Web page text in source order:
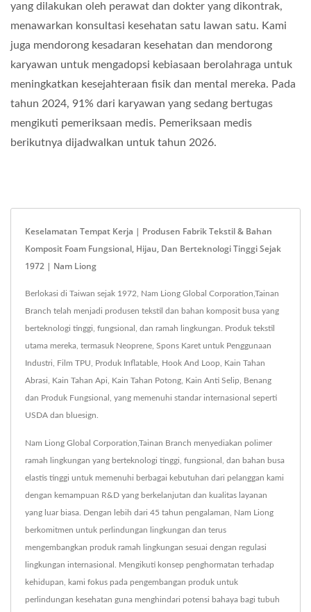
yang dilakukan oleh perawat dan dokter yang dikontrak,
menawarkan konsultasi kesehatan satu lawan satu. Kami
juga mendorong kesadaran kesehatan dan mendorong
karyawan untuk mengadopsi kebiasaan berolahraga untuk
meningkatkan kesejahteraan fisik dan mental mereka. Pada
tahun 2024, 91% dari karyawan yang sedang bertugas
mengikuti pemeriksaan medis. Pemeriksaan medis
berikutnya dijadwalkan untuk tahun 2026.
Keselamatan Tempat Kerja | Produsen Fabrik Tekstil & Bahan
Komposit Foam Fungsional, Hijau, Dan Berteknologi Tinggi Sejak
1972 | Nam Liong
Berlokasi di Taiwan sejak 1972, Nam Liong Global Corporation,Tainan
Branch telah menjadi produsen tekstil dan bahan komposit busa yang
berteknologi tinggi, fungsional, dan ramah lingkungan. Produk tekstil
utama mereka, termasuk Neoprene, Spons Karet untuk Penggunaan
Industri, Film TPU, Produk Inflatable, Hook And Loop, Kain Tahan
Abrasi, Kain Tahan Api, Kain Tahan Potong, Kain Anti Selip, Benang
dan Produk Fungsional, yang memenuhi standar internasional seperti
USDA dan bluesign.
Nam Liong Global Corporation,Tainan Branch menyediakan polimer
ramah lingkungan yang berteknologi tinggi, fungsional, dan bahan busa
elastis tinggi untuk memenuhi berbagai kebutuhan dari pelanggan kami
dengan kemampuan R&D yang berkelanjutan dan kualitas layanan
yang luar biasa. Dengan lebih dari 45 tahun pengalaman, Nam Liong
berkomitmen untuk perlindungan lingkungan dan terus
mengembangkan produk ramah lingkungan sesuai dengan regulasi
lingkungan internasional. Mengikuti konsep penghormatan terhadap
kehidupan, kami fokus pada pengembangan produk untuk
perlindungan kesehatan guna menghindari potensi bahaya bagi tubuh